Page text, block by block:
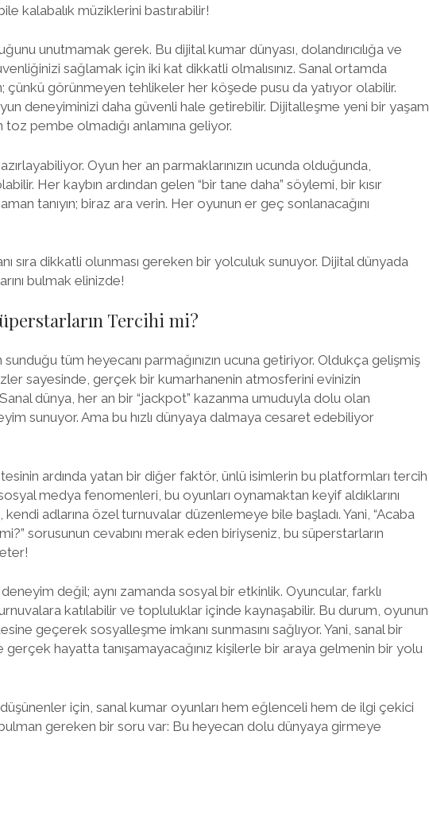
kalabalık müziklerini bastırabilir!
unutmamak gerek. Bu dijital kumar dünyası, dolandırıcılığa ve
sağlamak için iki kat dikkatli olmalısınız. Sanal ortamda
çünkü görünmeyen tehlikeler her köşede pusu da yatıyor olabilir.
deneyiminizi daha güvenli hale getirebilir. Dijitalleşme yeni bir yaşam
pembe olmadığı anlamına geliyor.
Oyun her an parmaklarınızın ucunda olduğunda,
Her kaybın ardından gelen “bir tane daha” söylemi, bir kısır
tanıyın; biraz ara verin. Her oyunun er geç sonlanacağını
sıra dikkatli olunması gereken bir yolculuk sunuyor. Dijital dünyada
bulmak elinizde!
Tercihi mi?
tüm heyecanı parmağınızın ucuna getiriyor. Oldukça gelişmiş
sayesinde, gerçek bir kumarhanenin atmosferini evinizin
dünya, her an bir “jackpot” kazanma umuduyla dolu olan
sunuyor. Ama bu hızlı dünyaya dalmaya cesaret edebiliyor
ardında yatan bir diğer faktör, ünlü isimlerin bu platformları tercih
medya fenomenleri, bu oyunları oynamaktan keyif aldıklarını
kendi adlarına özel turnuvalar düzenlemeye bile başladı. Yani, “Acaba
sorusunun cevabını merak eden biriyseniz, bu süperstarların
değil; aynı zamanda sosyal bir etkinlik. Oyuncular, farklı
katılabilir ve topluluklar içinde kaynaşabilir. Bu durum, oyunun
geçerek sosyalleşme imkanı sunmasını sağlıyor. Yani, sanal bir
hayatta tanışamayacağınız kişilerle bir araya gelmenin bir yolu
için, sanal kumar oyunları hem eğlenceli hem de ilgi çekici
bulman gereken bir soru var: Bu heyecan dolu dünyaya girmeye